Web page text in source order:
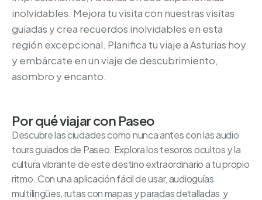
inolvidables. Mejora tu visita con nuestras visitas
guiadas y crea recuerdos inolvidables en esta
región excepcional. Planifica tu viaje a Asturias hoy
y embárcate en un viaje de descubrimiento,
asombro y encanto.
Por qué viajar con Paseo
Descubre las ciudades como nunca antes con las audio
tours guiados de Paseo. Explora los tesoros ocultos y la
cultura vibrante de este destino extraordinario a tu propio
ritmo. Con una aplicación fácil de usar, audioguías
multilingües, rutas con mapas y paradas detalladas y